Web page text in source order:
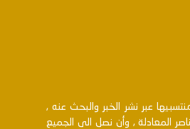
عبر نشر الخبر والبحث عنه ,
المعادلة , وأن نصل الى الجميع